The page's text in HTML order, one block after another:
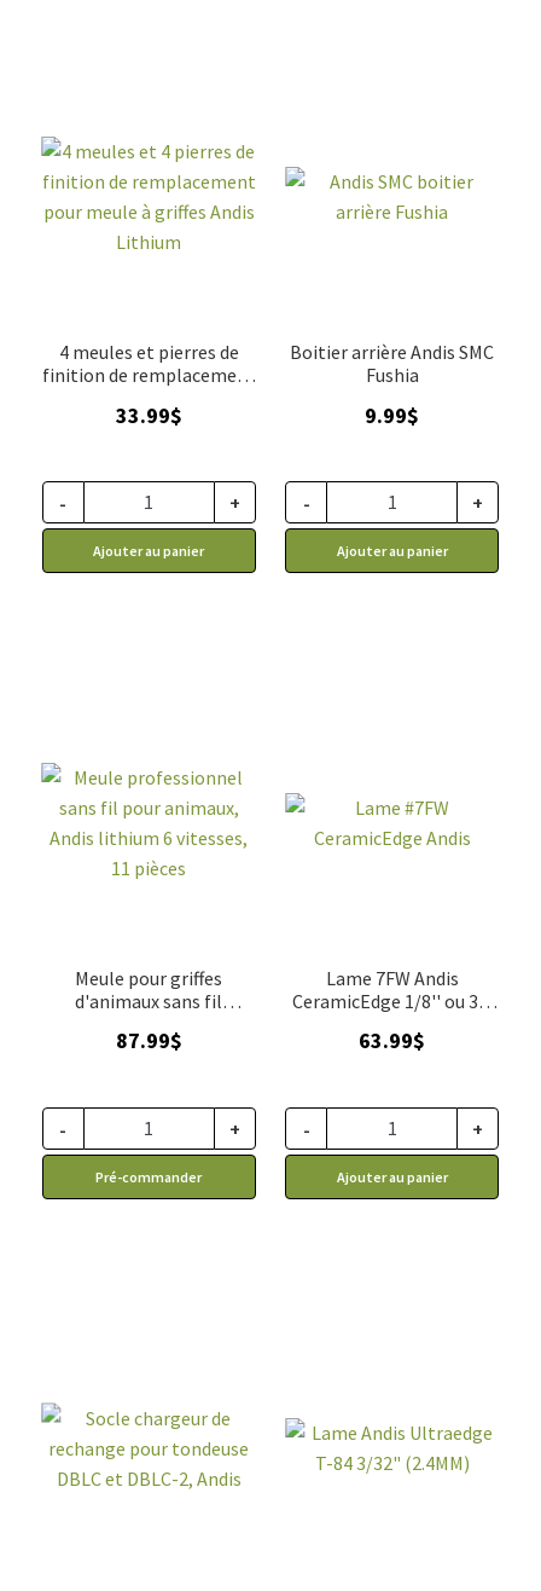
4 meules et pierres de
finition de remplacement
Lithium
33.99$
- +
Ajouter au panier
Boitier arrière Andis SMC
Fushia
9.99$
- +
Ajouter au panier
Meule pour griffes
d'animaux sans fil
lithium 6 vitesses, 11
87.99$
- +
Pré-commander
Lame 7FW Andis
CeramicEdge 1/8'' ou 3.2
63.99$
- +
Ajouter au panier